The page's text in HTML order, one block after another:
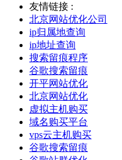
友情链接 :
北京网站优化公司
ip归属地查询
ip地址查询
搜索留痕程序
谷歌搜索留痕
开平网站优化
北京网站优化
虚拟主机购买
域名购买平台
vps云主机购买
谷歌搜索留痕